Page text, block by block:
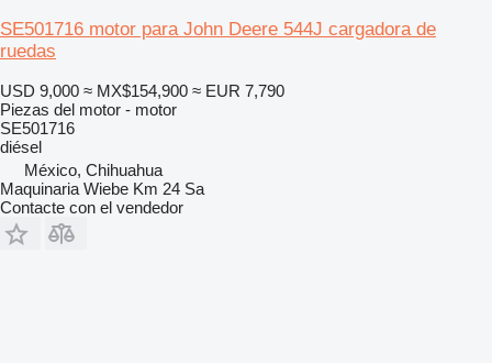
SE501716 motor para John Deere 544J cargadora de
ruedas
USD 9,000 ≈ MX$154,900 ≈ EUR 7,790
Piezas del motor - motor
SE501716
diésel
México, Chihuahua
Maquinaria Wiebe Km 24 Sa
Contacte con el vendedor